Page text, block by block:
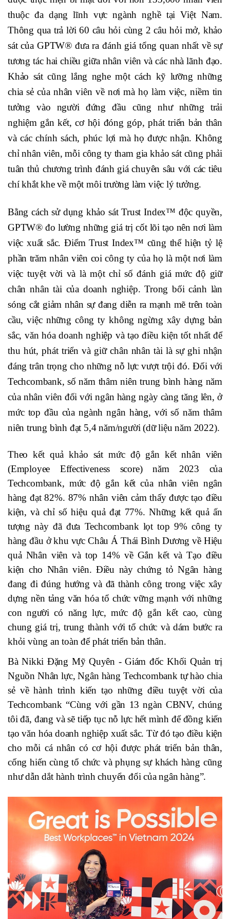
thuộc đa dạng lĩnh vực ngành nghề tại Việt Nam.
Thông qua trả lời 60 câu hỏi cùng 2 câu hỏi mở, khảo
sát của GPTW® đưa ra đánh giá tổng quan nhất về sự
tương tác hai chiều giữa nhân viên và các nhà lãnh đạo.
Khảo sát cũng lắng nghe một cách kỹ lưỡng những
chia sẻ của nhân viên về nơi mà họ làm việc, niềm tin
tưởng vào người đứng đầu cũng như những trải
nghiệm gắn kết, cơ hội đóng góp, phát triển bản thân
và các chính sách, phúc lợi mà họ được nhận. Không
chỉ nhân viên, mỗi công ty tham gia khảo sát cũng phải
tuân thủ chương trình đánh giá chuyên sâu với các tiêu
chí khắt khe về một môi trường làm việc lý tưởng.
Bằng cách sử dụng khảo sát Trust Index™ độc quyền,
GPTW® đo lường những giá trị cốt lõi tạo nên nơi làm
việc xuất sắc. Điểm Trust Index™ cũng thể hiện tỷ lệ
phần trăm nhân viên coi công ty của họ là một nơi làm
việc tuyệt vời và là một chỉ số đánh giá mức độ giữ
chân nhân tài của doanh nghiệp. Trong bối cảnh làn
sóng cắt giảm nhân sự đang diễn ra mạnh mẽ trên toàn
cầu, việc những công ty không ngừng xây dựng bản
sắc, văn hóa doanh nghiệp và tạo điều kiện tốt nhất để
thu hút, phát triển và giữ chân nhân tài là sự ghi nhận
đáng trân trọng cho những nỗ lực vượt trội đó. Đối với
Techcombank, số năm thâm niên trung bình hàng năm
của nhân viên đối với ngân hàng ngày càng tăng lên, ở
mức top đầu của ngành ngân hàng, với số năm thâm
niên trung bình đạt 5,4 năm/người (dữ liệu năm 2022).
Theo kết quả khảo sát mức độ gắn kết nhân viên
(Employee Effectiveness score) năm 2023 của
Techcombank, mức độ gắn kết của nhân viên ngân
hàng đạt 82%. 87% nhân viên cảm thấy được tạo điều
kiện, và chỉ số hiệu quả đạt 77%. Những kết quả ấn
tượng này đã đưa Techcombank lọt top 9% công ty
hàng đầu ở khu vực Châu Á Thái Bình Dương về Hiệu
quả Nhân viên và top 14% về Gắn kết và Tạo điều
kiện cho Nhân viên. Điều này chứng tỏ Ngân hàng
đang đi đúng hướng và đã thành công trong việc xây
dựng nền tảng văn hóa tổ chức vững mạnh với những
con người có năng lực, mức độ gắn kết cao, cùng
chung giá trị, trung thành với tổ chức và dám bước ra
khỏi vùng an toàn để phát triển bản thân.
Bà Nikki Đặng Mỹ Quyên - Giám đốc Khối Quản trị
Nguồn Nhân lực, Ngân hàng Techcombank tự hào chia
sẻ về hành trình kiến tạo những điều tuyệt vời của
Techcombank “Cùng với gần 13 ngàn CBNV, chúng
tôi đã, đang và sẽ tiếp tục nỗ lực hết mình để đồng kiến
tạo văn hóa doanh nghiệp xuất sắc. Từ đó tạo điều kiện
cho mỗi cá nhân có cơ hội được phát triển bản thân,
cống hiến cùng tổ chức và phụng sự khách hàng cũng
như dẫn dắt hành trình chuyển đổi của ngân hàng”.